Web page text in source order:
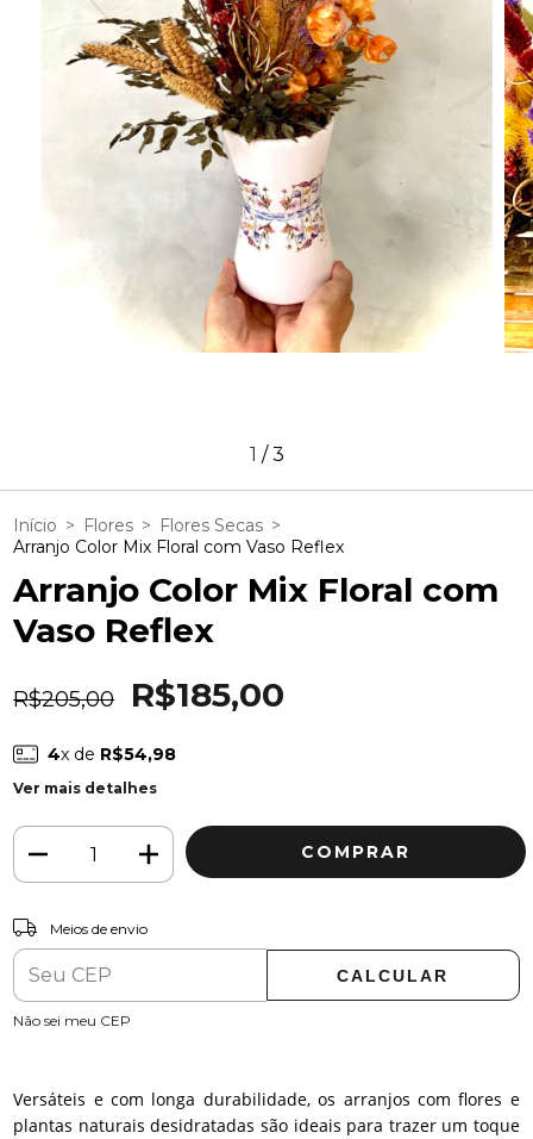
1 /3
Início > Flores > Flores Secas >
Arranjo Color Mix Floral com Vaso Reflex
Arranjo Color Mix Floral com
Vaso Reflex
R$205,00 R$185,00
4x de R$54,98
Ver mais detalhes
Entregas para o CEP:
Meios de envio
CALCULAR
Não sei meu CEP
Versáteis e com longa durabilidade, os arranjos com flores e
plantas naturais desidratadas são ideais para trazer um toque